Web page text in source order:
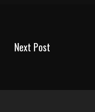
Next Post